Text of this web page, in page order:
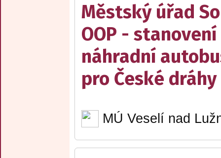
Městský úřad
OOP -
náhradní
pro České dráhy
MÚ Veselí nad